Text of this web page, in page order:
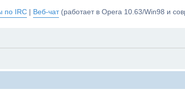
по IRC | Веб-чат(работает в Opera 10.63/Win98 и